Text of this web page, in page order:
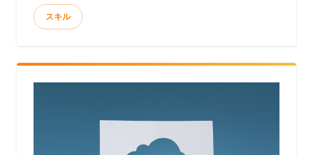
が、SAP社の売上たるや、マイクロソフトやオ
スキル